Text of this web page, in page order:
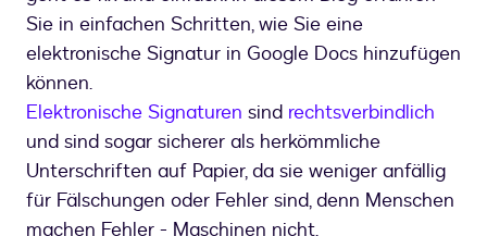
Sie in einfachen Schritten, wie Sie eine
elektronische Signatur in Google Docs hinzufügen
können.
Elektronische Signaturen sind rechtsverbindlich
und sind sogar sicherer als herkömmliche
Unterschriften auf Papier, da sie weniger anfällig
für Fälschungen oder Fehler sind, denn Menschen
machen Fehler - Maschinen nicht.